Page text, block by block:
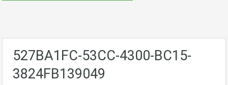
527BA1FC-53CC-4300-BC15-
3824FB139049